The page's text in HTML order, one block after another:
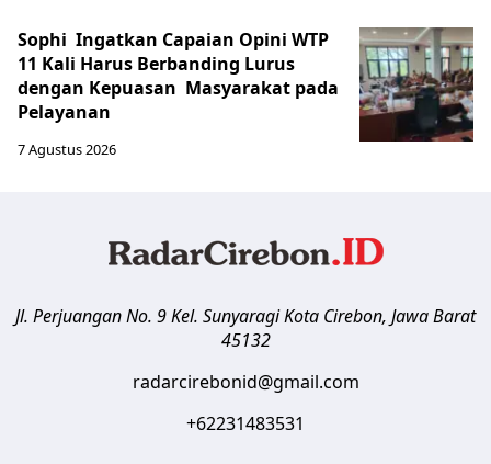
Sophi Ingatkan Capaian Opini WTP
11 Kali Harus Berbanding Lurus
dengan Kepuasan Masyarakat pada
Pelayanan
7 Agustus 2026
Jl. Perjuangan No. 9 Kel. SunyaragiKota Cirebon, Jawa Barat
45132
radarcirebonid@gmail.com
+62231483531